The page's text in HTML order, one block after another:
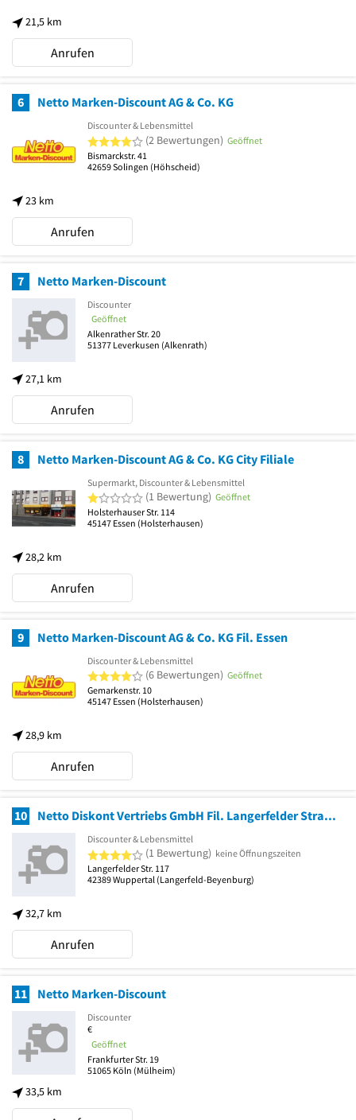
21,5 km
Anrufen
6 Netto Marken-Discount AG & Co. KG
23 km
Discounter & Lebensmittel
4 von 5 Sternen
(2 Bewertungen) Geöffnet
Bismarckstr. 41
42659Solingen (Höhscheid)
Anrufen
7 Netto Marken-Discount
27,1 km
Discounter
Geöffnet
Alkenrather Str. 20
51377 Leverkusen (Alkenrath)
Anrufen
8 Netto Marken-Discount AG & Co. KG City Filiale
28,2 km
Supermarkt, Discounter & Lebensmittel
1 von 5 Sternen
(1 Bewertung) Geöffnet
Holsterhauser Str. 114
45147 Essen (Holsterhausen)
Anrufen
9 Netto Marken-Discount AG & Co. KG Fil. Essen
28,9 km
Discounter & Lebensmittel
4 von 5 Sternen
(6 Bewertungen) Geöffnet
Gemarkenstr. 10
45147 Essen (Holsterhausen)
Anrufen
10 Netto Diskont Vertriebs GmbH Fil. Langerfelder Straße
32,7 km
Discounter & Lebensmittel
4 von 5 Sternen
(1 Bewertung) keine Öffnungszeiten
Langerfelder Str. 117
42389Wuppertal (Langerfeld-Beyenburg)
Anrufen
11 Netto Marken-Discount
33,5 km
Discounter
€
Geöffnet
Frankfurter Str. 19
51065 Köln (Mülheim)